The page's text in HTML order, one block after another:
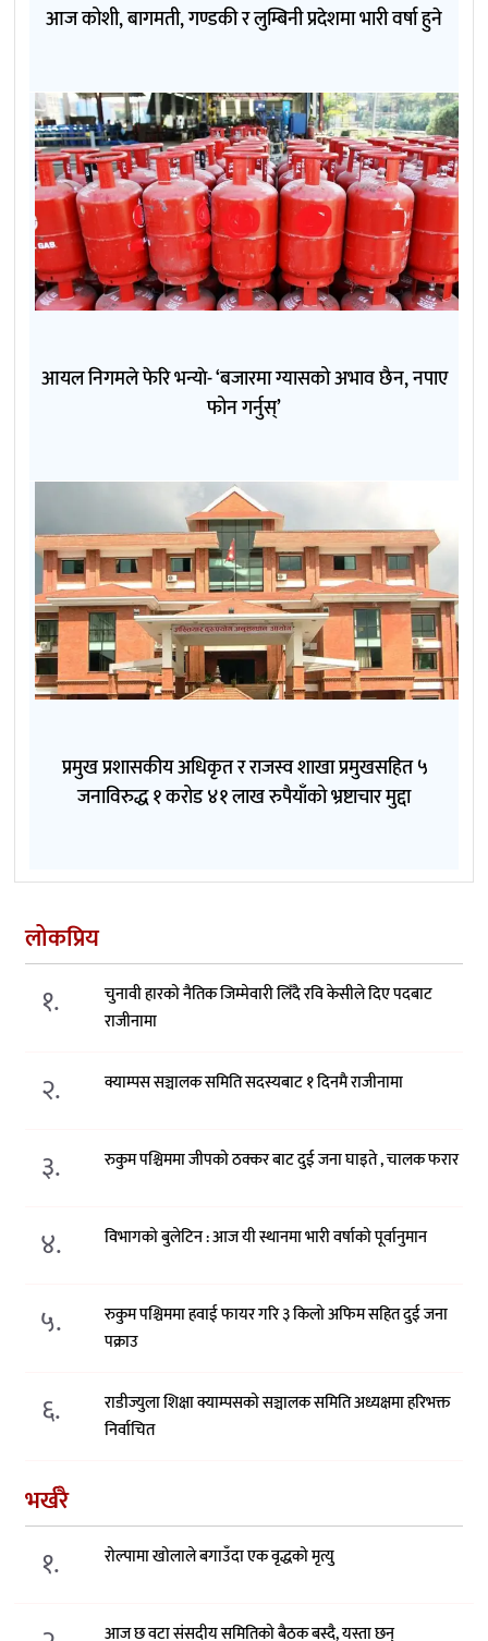
आज कोशी, बागमती, गण्डकी र लुम्बिनी प्रदेशमा भारी वर्षा हुने
आयल निगमले फेरि भन्याे- ‘बजारमा ग्यासको अभाव छैन, नपाए
फोन गर्नुस्’
प्रमुख प्रशासकीय अधिकृत र राजस्व शाखा प्रमुखसहित ५
जनाविरुद्ध १ करोड ४१ लाख रुपैयाँको भ्रष्टाचार मुद्दा
लोकप्रिय
१.
चुनावी हारको नैतिक जिम्मेवारी लिँदै रवि केसीले दिए पदबाट
राजीनामा
२. क्याम्पस सञ्चालक समिति सदस्यबाट १ दिनमै राजीनामा
३. रुकुम पश्चिममा जीपको ठक्कर बाट दुई जना घाइते , चालक फरार
४. विभागको बुलेटिन : आज यी स्थानमा भारी वर्षाको पूर्वानुमान
५.
रुकुम पश्चिममा हवाई फायर गरि ३ किलो अफिम सहित दुई जना
पक्राउ
६.
राडीज्युला शिक्षा क्याम्पसको सञ्चालक समिति अध्यक्षमा हरिभक्त
निर्वाचित
भर्खरै
१. रोल्पामा खोलाले बगाउँदा एक वृद्धको मृत्यु
आज छ वटा संसदीय समितिको बैठक बस्दै, यस्ता छन्